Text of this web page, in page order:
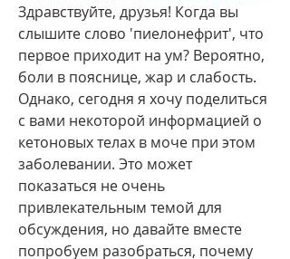
Здравствуйте, друзья! Когда вы
слышите слово 'пиелонефрит', что
первое приходит на ум? Вероятно,
боли в пояснице, жар и слабость.
Однако, сегодня я хочу поделиться
с вами некоторой информацией о
кетоновых телах в моче при этом
заболевании. Это может
показаться не очень
привлекательным темой для
обсуждения, но давайте вместе
попробуем разобраться, почему